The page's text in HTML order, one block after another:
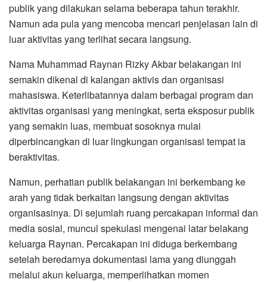
publik yang dilakukan selama beberapa tahun terakhir.
Namun ada pula yang mencoba mencari penjelasan lain di
luar aktivitas yang terlihat secara langsung.
Nama Muhammad Raynan Rizky Akbar belakangan ini
semakin dikenal di kalangan aktivis dan organisasi
mahasiswa. Keterlibatannya dalam berbagai program dan
aktivitas organisasi yang meningkat, serta eksposur publik
yang semakin luas, membuat sosoknya mulai
diperbincangkan di luar lingkungan organisasi tempat ia
beraktivitas.
Namun, perhatian publik belakangan ini berkembang ke
arah yang tidak berkaitan langsung dengan aktivitas
organisasinya. Di sejumlah ruang percakapan informal dan
media sosial, muncul spekulasi mengenai latar belakang
keluarga Raynan. Percakapan ini diduga berkembang
setelah beredarnya dokumentasi lama yang diunggah
melalui akun keluarga, memperlihatkan momen